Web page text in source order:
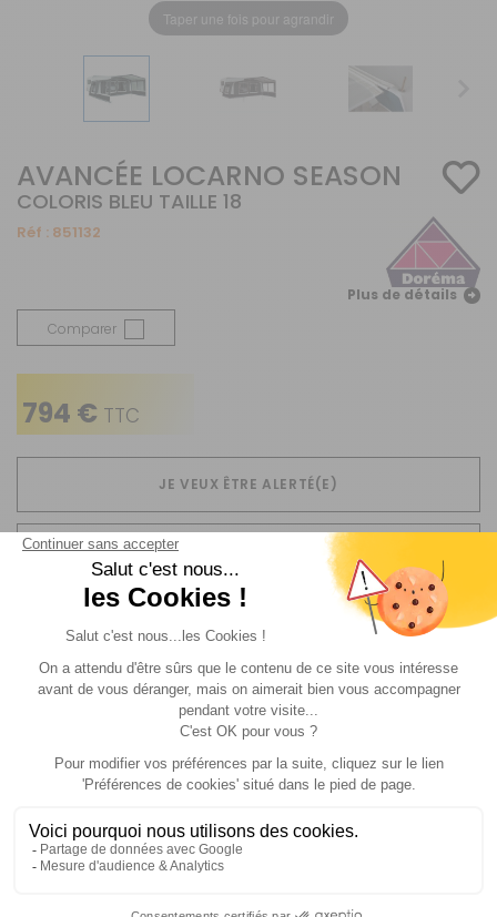
Taper une fois pour agrandir
AVANCÉE LOCARNO SEASON
COLORIS BLEU TAILLE 18
Réf : 851132
Plus de détails
Comparer
794 € TTC
JE VEUX ÊTRE ALERTÉ(E)
Livraison
Expédié sous 72h
Paiements
Sécurisés
Avantages
Paiement
Description Informations complémentaires
Adaptable sur tous les auvents pourvus d'une
casquette. Afin d'ajuster au mieux l'avancée, un jeu